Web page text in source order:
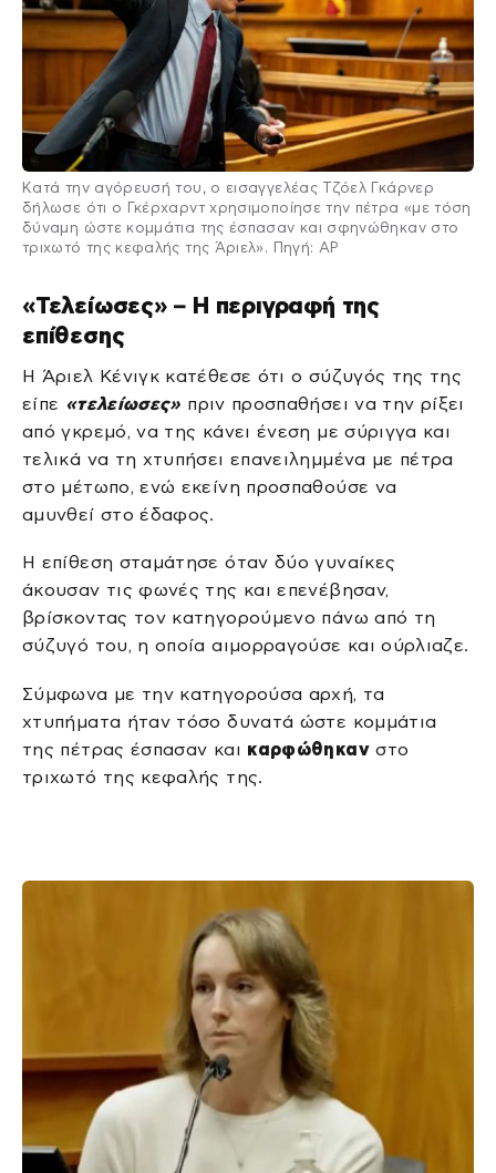
Κατά την αγόρευσή του, ο εισαγγελέας Τζόελ Γκάρνερ
δήλωσε ότι ο Γκέρχαρντ χρησιμοποίησε την πέτρα «με τόση
δύναμη ώστε κομμάτια της έσπασαν και σφηνώθηκαν στο
τριχωτό της κεφαλής της Άριελ». Πηγή: AP
«Τελείωσες» – Η περιγραφή της
επίθεσης
Η Άριελ Κένιγκ κατέθεσε ότι ο σύζυγός της της
είπε «τελείωσες» πριν προσπαθήσει να την ρίξει
από γκρεμό, να της κάνει ένεση με σύριγγα και
τελικά να τη χτυπήσει επανειλημμένα με πέτρα
στο μέτωπο, ενώ εκείνη προσπαθούσε να
αμυνθεί στο έδαφος.
Η επίθεση σταμάτησε όταν δύο γυναίκες
άκουσαν τις φωνές της και επενέβησαν,
βρίσκοντας τον κατηγορούμενο πάνω από τη
σύζυγό του, η οποία αιμορραγούσε και ούρλιαζε.
Σύμφωνα με την κατηγορούσα αρχή, τα
χτυπήματα ήταν τόσο δυνατά ώστε κομμάτια
της πέτρας έσπασαν και καρφώθηκανστο
τριχωτό της κεφαλής της.